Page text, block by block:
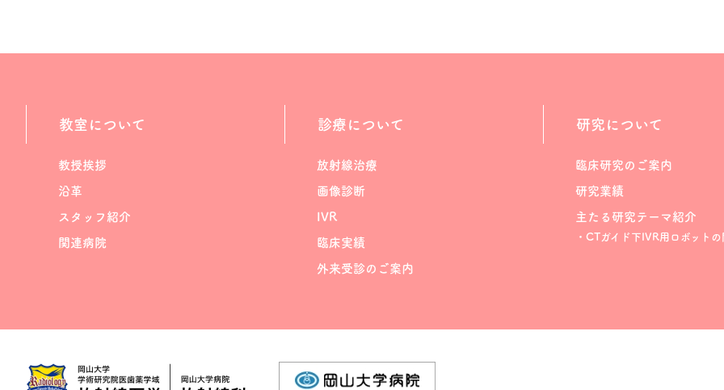
教室について
教授挨拶
沿革
スタッフ紹介
関連病院
診療について
放射線治療
画像診断
IVR
臨床実績
外来受診のご案内
研究について
臨床研究のご案内
研究業績
主たる研究テーマ紹介
・CTガイド下IVR用ロボットの